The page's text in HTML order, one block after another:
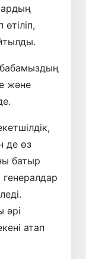
және
де өз
батыр
әрі
атап